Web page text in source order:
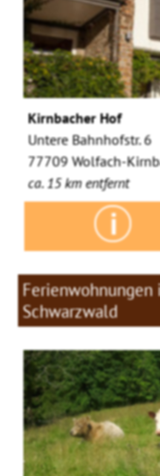
Kirnbacher Hof
Untere Bahnhofstr. 6
77709 Wolfach-
ca. 15 km entfernt
Ferienwohnungen
Schwarzwald